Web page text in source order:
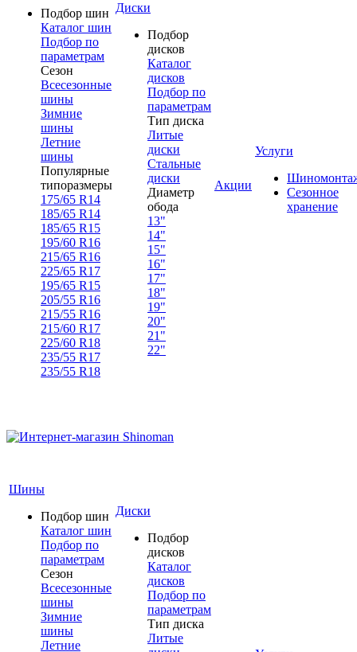
Подбор шин
Каталог шин
Подбор по
параметрам
Сезон
Всесезонные
шины
Зимние
шины
Летние
шины
Популярные
типоразмеры
175/65 R14
185/65 R14
185/65 R15
195/60 R16
215/65 R16
225/65 R17
195/65 R15
205/55 R16
215/55 R16
215/60 R17
225/60 R18
235/55 R17
235/55 R18
Диски
Подбор
дисков
Каталог
дисков
Подбор по
параметрам
Тип диска
Литые
диски
Стальные
диски
Диаметр
обода
13"
14"
15"
16"
17"
18"
19"
20"
21"
22"
Акции
Услуги
Сезонное
хранение
Шины
Подбор шин
Каталог шин
Подбор по
параметрам
Сезон
Всесезонные
шины
Зимние
шины
Летние
Диски
Подбор
дисков
Каталог
дисков
Подбор по
параметрам
Тип диска
Литые